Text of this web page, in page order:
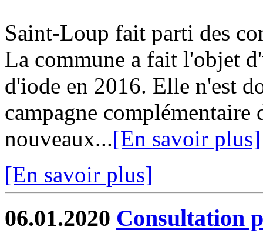
Saint-Loup fait parti des
La commune a fait l'objet
d'iode en 2016. Elle n'est
campagne complémentaire
nouveaux...[En savoir plus]
[En savoir plus]
06.01.2020 Consultation